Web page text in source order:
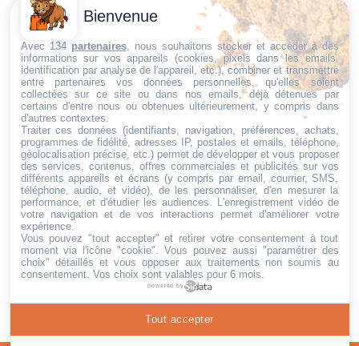
Trouvez ce qu'il vous faut,
au bon endroit
Conditions
générales
de vente
Politique de
cookies
Politique de
confidentialité
Mentions
légales
Conditions de
retour et de
remboursement
Droit de
rétractation
Contactez-
Nous
Email:
dt@sasbms.fr
Bienvenue
Avec 134 partenaires, nous souhaitons stocker et accéder à des
informations sur vos appareils (cookies, pixels dans les emails,
identification par analyse de l'appareil, etc.), combiner et transmettre
entre partenaires vos données personnelles, qu'elles soient
collectées sur ce site ou dans nos emails, déjà détenues par
certains d'entre nous ou obtenues ultérieurement, y compris dans
d'autres contextes.
Traiter ces données (identifiants, navigation, préférences, achats,
programmes de fidélité, adresses IP, postales et emails, téléphone,
géolocalisation précise, etc.) permet de développer et vous proposer
des services, contenus, offres commerciales et publicités sur vos
différents appareils et écrans (y compris par email, courrier, SMS,
téléphone, audio, et vidéo), de les personnaliser, d'en mesurer la
performance, et d'étudier les audiences. L'enregistrement vidéo de
votre navigation et de vos interactions permet d'améliorer votre
expérience.
Vous pouvez "tout accepter" et retirer votre consentement à tout
moment via l'icône "cookie" . Vous pouvez aussi "paramétrer des
choix" détaillés et vous opposer aux traitements non soumis au
consentement. Vos choix sont valables pour 6 mois.
powered by
Tout accepter